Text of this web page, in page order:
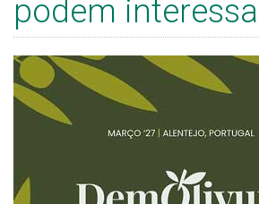
podem